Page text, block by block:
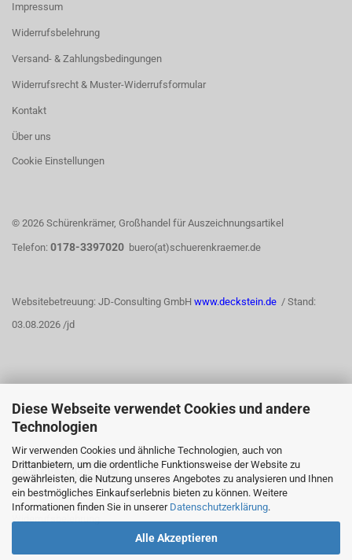
Diese Webseite verwendet Cookies und andere
Technologien
Wir verwenden Cookies und ähnliche Technologien, auch von
Drittanbietern, um die ordentliche Funktionsweise der Website zu
gewährleisten, die Nutzung unseres Angebotes zu analysieren und Ihnen
ein bestmögliches Einkaufserlebnis bieten zu können. Weitere
Informationen finden Sie in unserer Datenschutzerklärung.
Alle Akzeptieren
Impressum
Widerrufsbelehrung
Versand- & Zahlungsbedingungen
Widerrufsrecht & Muster-Widerrufsformular
Kontakt
Über uns
Cookie Einstellungen
© 2026 Schürenkrämer, Großhandel für Auszeichnungsartikel
Telefon: 0178-3397020 buero(at)schuerenkraemer.de
Websitebetreuung: JD-Consulting GmbH www.deckstein.de / Stand:
03.08.2026 /jd
WIDERRUFSRECHT
Vertrag widerrufen
Widerrufsbelehrung